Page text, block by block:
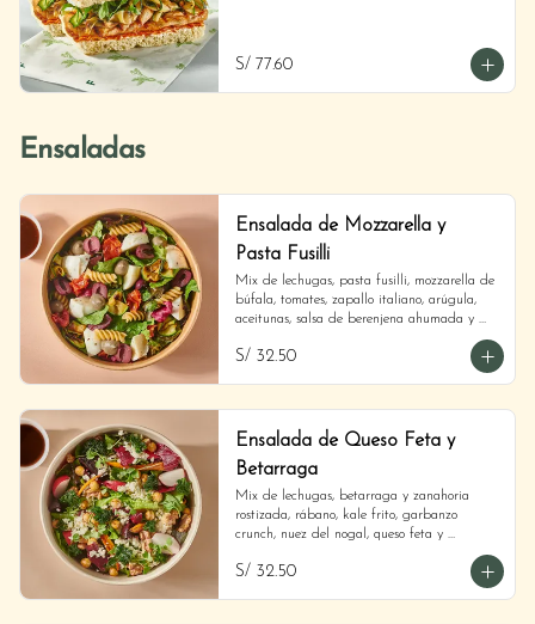
S/ 77.60
Ensaladas
Ensalada de Mozzarella y
Pasta Fusilli
Mix de lechugas, pasta fusilli, mozzarella de
búfala, tomates, zapallo italiano, arúgula,
aceitunas, salsa de berenjena ahumada y
S/ 32.50
Ensalada de Queso Feta y
Betarraga
Mix de lechugas, betarraga y zanahoria
rostizada, rábano, kale frito, garbanzo
crunch, nuez del nogal, queso feta y
S/ 32.50